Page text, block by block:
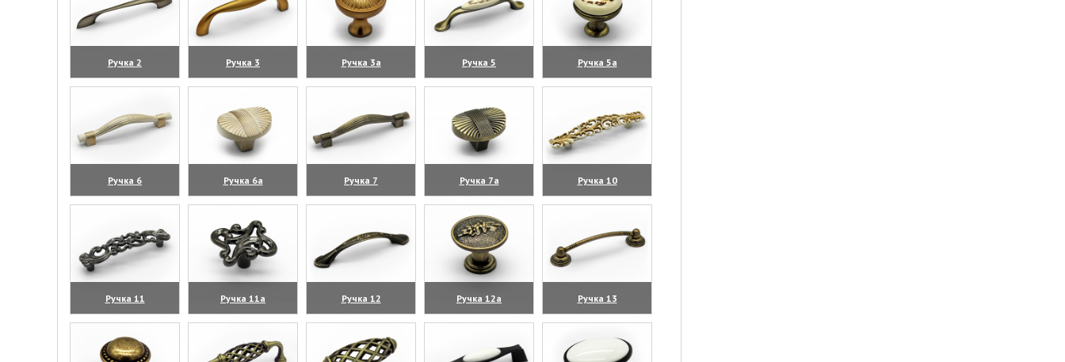
Ручка 2
(увеличить)
Ручка 3
(увеличить)
Ручка 3а
(увеличить)
Ручка 5
(увеличить)
Ручка 5а
(увеличить)
Ручка 6
(увеличить)
Ручка 6а
(увеличить)
Ручка 7
(увеличить)
Ручка 7а
(увеличить)
Ручка 10
(увеличить)
Ручка 11
(увеличить)
Ручка 11а
(увеличить)
Ручка 12
(увеличить)
Ручка 12а
(увеличить)
Ручка 13
(увеличить)